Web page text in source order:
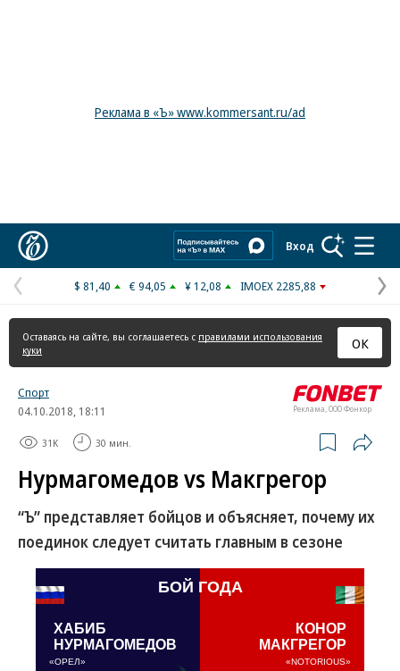
Реклама в «Ъ» www.kommersant.ru/ad
Вход
Предыдущая
страница
$ 81,40 € 94,05 ¥ 12,08 IMOEX 2285,88
Оставаясь на сайте, вы соглашаетесь с правилами использования
куки
ОК
Реклама, ООО Фонкор
Спорт
04.10.2018, 18:11
31K 30 мин.
Нурмагомедов vs Макгрегор
“Ъ” представляет бойцов и объясняет, почему их
поединок следует считать главным в сезоне
БОЙ ГОДА
ХАБИБ
НУРМАГОМЕДОВ
«ОРЕЛ»
КОНОР
МАКГРЕГОР
«NOTORIOUS»